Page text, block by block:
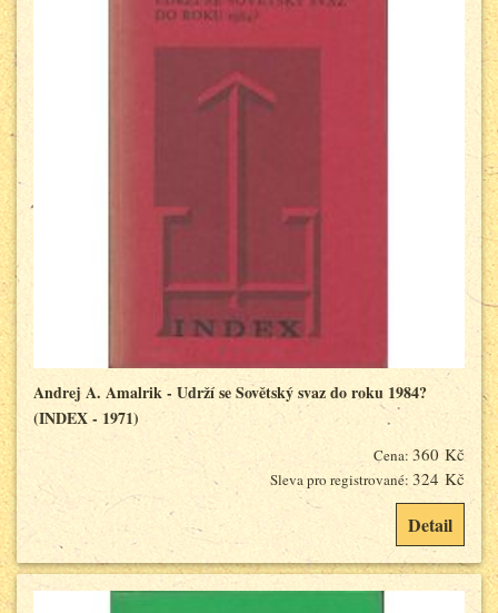
Andrej A. Amalrik - Udrží se Sovětský svaz do roku 1984?
(INDEX - 1971)
Cena: 360 Kč
Sleva pro registrované: 324 Kč
Detail